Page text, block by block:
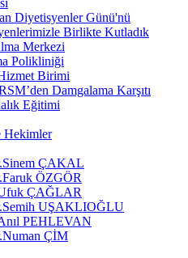
Diyetisyenler Günü'nü
Birlikte Kutladık
Merkezi
Polikliniği
Birimi
Damgalama Karşıtı
Eğitimi
Hekimler
ÇAKAL
ÖZGÖR
ÇAĞLAR
UŞAKLIOĞLU
PEHLEVAN
ÇİM